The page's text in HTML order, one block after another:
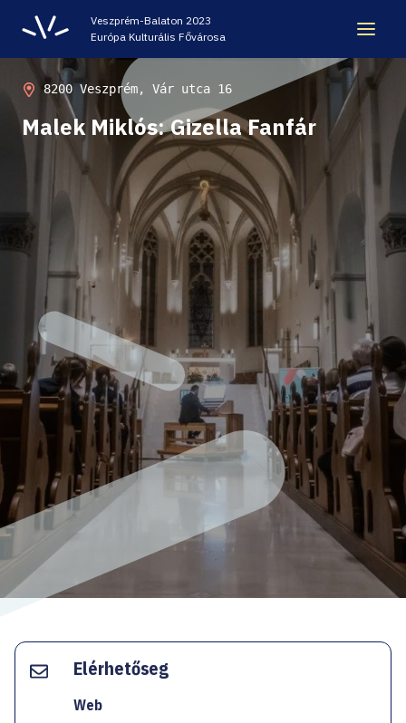
Veszprém-Balaton 2023
Európa Kulturális Fővárosa
ÖRÖKSÉG
VESZPRÉM-BALATON 2023 EKF
CODE - DIGITÁLIS ÉLMÉNYKÖZPONT
VÁRBÖRTÖN LÁTOGATÓKÖZPONT
HELLOVEB PROGRAMAJÁNLÓ
KARRIER
FacebookInstagramYouTubeSpotify Twitter
EN
Malek Miklós: Gizella Fanfár
8200 Veszprém, Vár utca 16
Elérhetőseg
Web